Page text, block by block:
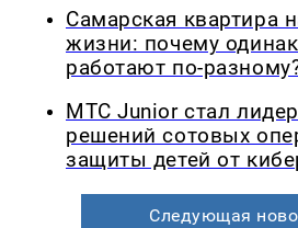
Самарская квартира
жизни: почему
работают по-
МТС Junior стал
решений сотовых
защиты детей от
Следующая